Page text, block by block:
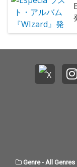
Genre-All Genres